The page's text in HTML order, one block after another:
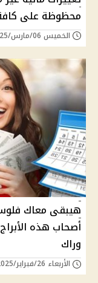
محظوظة على كافة
الخميس 06/مارس/2025 - 12:34 م
هيبقى معاك
أصحاب هذه
وراك
الأربعاء 26/فبراير/2025 - 11:50 ص